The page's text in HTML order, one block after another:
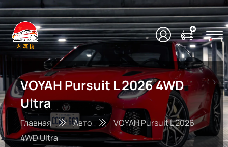
VOYAH Pursuit L 2026 4WD
Ultra
Главная Авто
VOYAH Pursuit L 2026
4WD Ultra